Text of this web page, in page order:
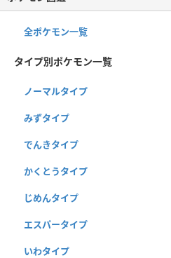
全ポケモン一覧
タイプ別ポケモン一覧
ノーマルタイプ
みずタイプ
でんきタイプ
かくとうタイプ
じめんタイプ
エスパータイプ
いわタイプ